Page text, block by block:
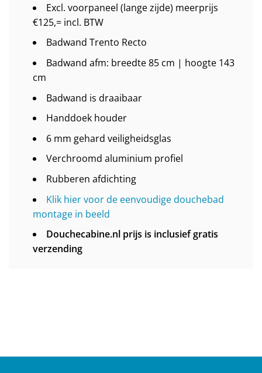
Excl. voorpaneel (lange zijde) meerprijs
€125,= incl. BTW
Badwand Trento Recto
Badwand afm: breedte 85 cm | hoogte 143
cm
Badwand is draaibaar
Handdoek houder
6 mm gehard veiligheidsglas
Verchroomd aluminium profiel
Rubberen afdichting
Klik hier voor de eenvoudige douchebad
montage in beeld
Douchecabine.nl prijs is inclusief gratis
verzending